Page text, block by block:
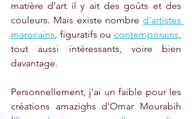
matière d'art il y ait des goûts et des
couleurs. Mais existe nombre d'artistes
marocains, figuratifs ou contemporains,
tout aussi intéressants, voire bien
davantage.
Personnellement, j'ai un faible pour les
créations amazighs d'Omar Mourabih